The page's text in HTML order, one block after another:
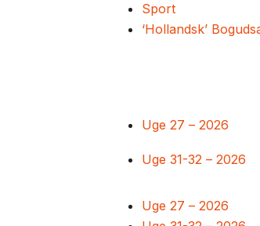
Sport
‘Hollandsk’
Uge 27 – 2026
Uge 31-32 – 2026
Uge 27 – 2026